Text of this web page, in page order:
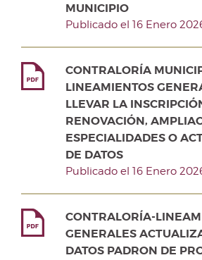
MUNICIPIO
Publicado el 16 Enero
CONTRALORÍA
LINEAMIENTOS
LLEVAR LA
RENOVACIÓN,
ESPECIALIDADES O
DE DATOS
Publicado el 16 Enero
CONTRALORÍA-
GENERALES
DATOS PADRON DE